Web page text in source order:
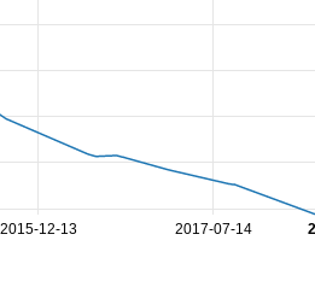
2015-12-13 2017-07-14